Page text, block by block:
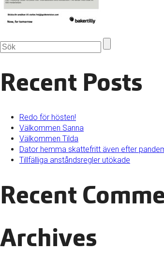
Recent Posts
Redo för hösten!
Välkommen Sanna
Välkommen Tilda
Dator hemma skattefritt även efter
Tillfälliga anståndsregler utökade
Recent
Archives